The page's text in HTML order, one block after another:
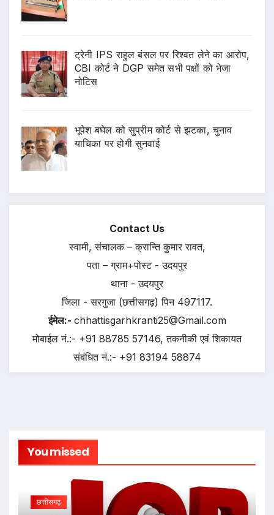
ट्रेनी IPS राहुल बंसल पर रिश्वत लेने का आरोप,
CBI कोर्ट ने DGP समेत सभी पक्षों को भेजा
नोटिस
भूपेश बघेल को सुप्रीम कोर्ट से झटका, चुनाव
याचिका पर होगी सुनवाई
Contact Us
स्वामी, संचालक – क्रान्ति कुमार रावत,
पता – ग्राम+पोस्ट - उदयपुर
थाना - उदयपुर
जिला - सरगुजा (छत्तीसगढ़) पिन 497117.
ईमेल:- chhattisgarhkranti25@Gmail.com
मोबाईल नं.:- +91 88785 57146, तकनीकी एवं शिकायत
संबंधित नं.:- +91 83194 58874
You missed
छत्तीसगढ़